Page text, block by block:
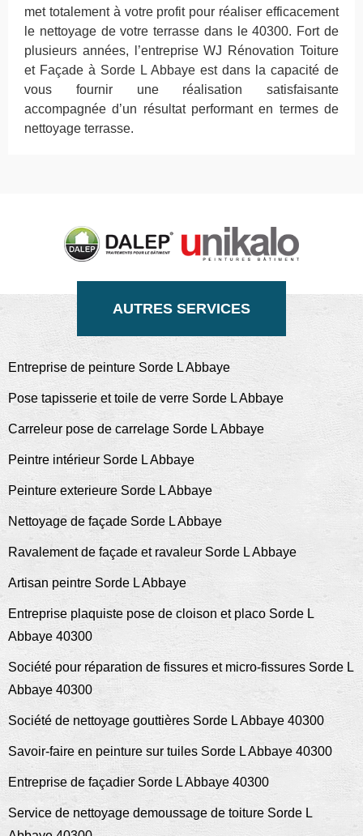
met totalement à votre profit pour réaliser efficacement
le nettoyage de votre terrasse dans le 40300. Fort de
plusieurs années, l’entreprise WJ Rénovation Toiture
et Façade à Sorde L Abbaye est dans la capacité de
vous fournir une réalisation satisfaisante
accompagnée d’un résultat performant en termes de
nettoyage terrasse.
AUTRES SERVICES
Entreprise de peinture Sorde L Abbaye
Pose tapisserie et toile de verre Sorde L Abbaye
Carreleur pose de carrelage Sorde L Abbaye
Peintre intérieur Sorde L Abbaye
Peinture exterieure Sorde L Abbaye
Nettoyage de façade Sorde L Abbaye
Ravalement de façade et ravaleur Sorde L Abbaye
Artisan peintre Sorde L Abbaye
Entreprise plaquiste pose de cloison et placo Sorde L
Abbaye 40300
Société pour réparation de fissures et micro-fissures Sorde L
Abbaye 40300
Société de nettoyage gouttières Sorde L Abbaye 40300
Savoir-faire en peinture sur tuiles Sorde L Abbaye 40300
Entreprise de façadier Sorde L Abbaye 40300
Service de nettoyage demoussage de toiture Sorde L